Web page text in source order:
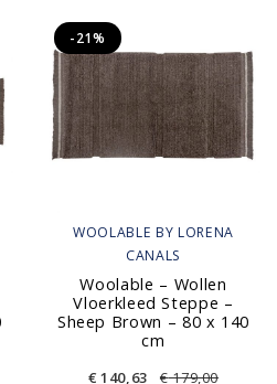
WOOLABLE BY LORENA
CANALS
Woolable – Wollen
Vloerkleed Steppe –
Sheep Brown – 80 x 140
cm
€ 140,63 €179,00
-21%